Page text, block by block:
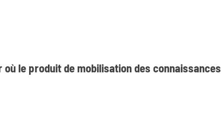
où le produit de mobilisation des connaissances